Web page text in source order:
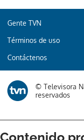
Gente TVN
Términos de uso
Contáctenos
© Televisora
reservados